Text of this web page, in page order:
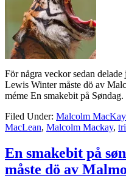
För några veckor sedan
Lewis Winter måste dö av
méme En smakebit på
Filed Under: Malcolm MacKay
MacLean, Malcolm Mackay,
En smakebit på
måste dö av